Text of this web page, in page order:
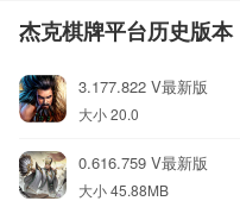
杰克棋牌平台历史版本
3.177.822 V最新版
大小 20.0
0.616.759 V最新版
大小 45.88MB